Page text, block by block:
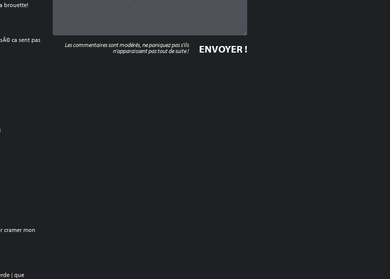
brouette!
ca sent pas
cramer mon
( que
Les commentaires sont modérés, ne paniquez pas s'ils
n'apparaissent pas tout de suite !